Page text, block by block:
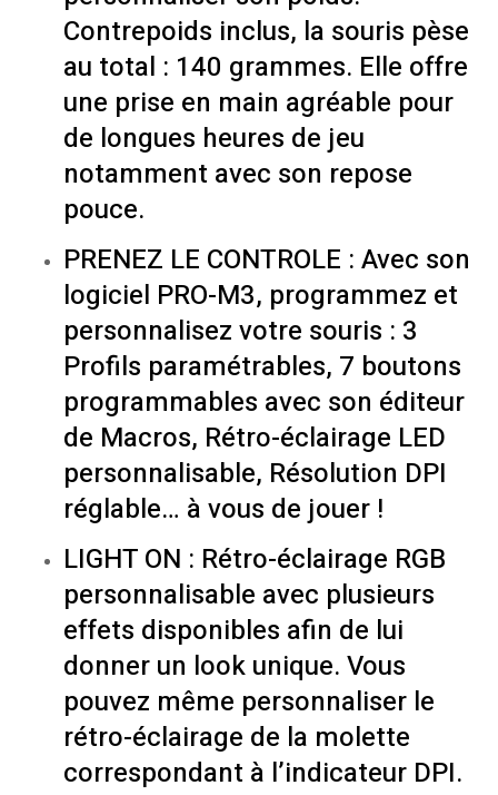
Contrepoids inclus, la souris pèse
au total : 140 grammes. Elle offre
une prise en main agréable pour
de longues heures de jeu
notamment avec son repose
pouce.
PRENEZ LE CONTROLE : Avec son
logiciel PRO-M3, programmez et
personnalisez votre souris : 3
Profils paramétrables, 7 boutons
programmables avec son éditeur
de Macros, Rétro-éclairage LED
personnalisable, Résolution DPI
réglable… à vous de jouer !
LIGHT ON : Rétro-éclairage RGB
personnalisable avec plusieurs
effets disponibles afin de lui
donner un look unique. Vous
pouvez même personnaliser le
rétro-éclairage de la molette
correspondant à l’indicateur DPI.